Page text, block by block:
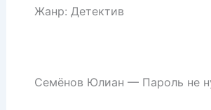
Жанр: Детектив
Семёнов Юлиан — Пароль не